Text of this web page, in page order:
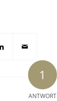
1
ANTWORT